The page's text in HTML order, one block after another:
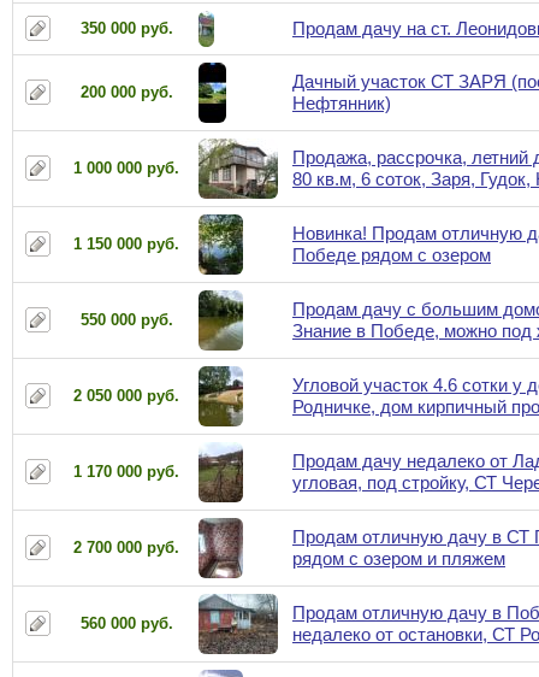
350 000 руб. Продам дачу на ст.
200 000 руб.
Дачный участок СТ ЗАРЯ
Нефтянник)
1 000 000 руб.
Продажа, рассрочка, летний
80 кв.м, 6 соток, Заря,
1 150 000 руб.
Новинка! Продам отличную
Победе рядом с озером
550 000 руб.
Продам дачу с большим
Знание в Победе, можно под
2 050 000 руб.
Угловой участок 4.6 сотки у
Родничке, дом кирпичный
1 170 000 руб.
Продам дачу недалеко от
угловая, под стройку, СТ
2 700 000 руб.
Продам отличную дачу в СТ
рядом с озером и пляжем
560 000 руб.
Продам отличную дачу в
недалеко от остановки, СТ